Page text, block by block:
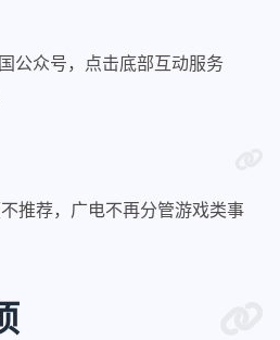
公众号，点击底部互动服务
不推荐，广电不再分管游戏类事